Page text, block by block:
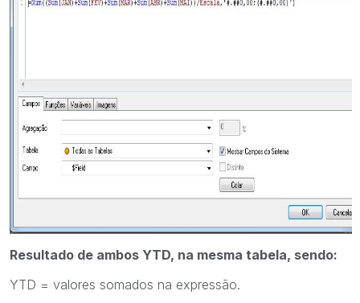
Resultado de ambos YTD, na mesma tabela, sendo:
YTD = valores somados na expressão.